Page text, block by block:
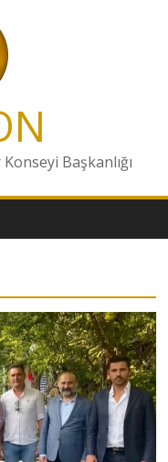
Başkanlığı